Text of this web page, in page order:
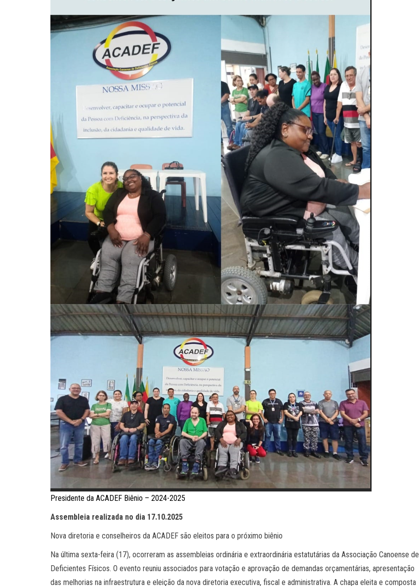
Presidente da ACADEF Biênio – 2024-2025
Assembleia realizada no dia 17.10.2025
Nova diretoria e conselheiros da ACADEF são eleitos para o próximo biênio
Na última sexta-feira (17), ocorreram as assembleias ordinária e extraordinária estatutárias da Associação Canoense de
Deficientes Físicos. O evento reuniu associados para votação e aprovação de demandas orçamentárias, apresentação
das melhorias na infraestrutura e eleição da nova diretoria executiva, fiscal e administrativa. A chapa eleita e composta